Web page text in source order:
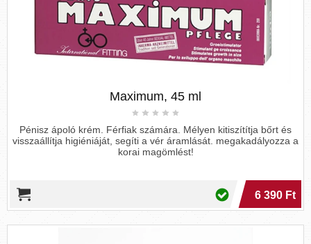
Maximum, 45 ml
Pénisz ápoló krém. Férfiak számára. Mélyen kitiszítítja bőrt és
visszaállítja higiéniáját, segíti a vér áramlását. megakadályozza a
korai magömlést!
6 390 Ft